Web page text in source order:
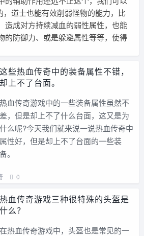
道士也能有效削弱怪物的能力，比
造成对方持续减血的弱性属性，也能
的防御力、或是躲避属性等等，使得
这些热血传奇中的装备属性不错，
却上不了台面。
热血传奇游戏中的一些装备属性虽然不
差，但是却上不了什么台面，这又是为
什么呢?今天我们就来说一说热血传奇中
属性好，但是却上不了台面的一些装
备。
0
热血传奇游戏三种很特殊的头盔是
什么？
在热血传奇游戏中，头盔也是常见的一